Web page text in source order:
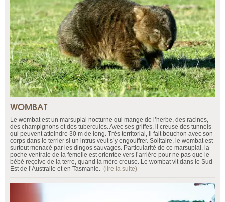
WOMBAT
Le wombat est un marsupial nocturne qui mange de l’herbe, des racines,
des champignons et des tubercules. Avec ses griffes, il creuse des tunnels
qui peuvent atteindre 30 m de long. Très territorial, il fait bouchon avec son
corps dans le terrier si un intrus veut s’y engouffrer. Solitaire, le wombat est
surtout menacé par les dingos sauvages. Particularité de ce marsupial, la
poche ventrale de la femelle est orientée vers l’arrière pour ne pas que le
bébé reçoive de la terre, quand la mère creuse. Le wombat vit dans le Sud-
Est de l’Australie et en Tasmanie. (lire la suite)